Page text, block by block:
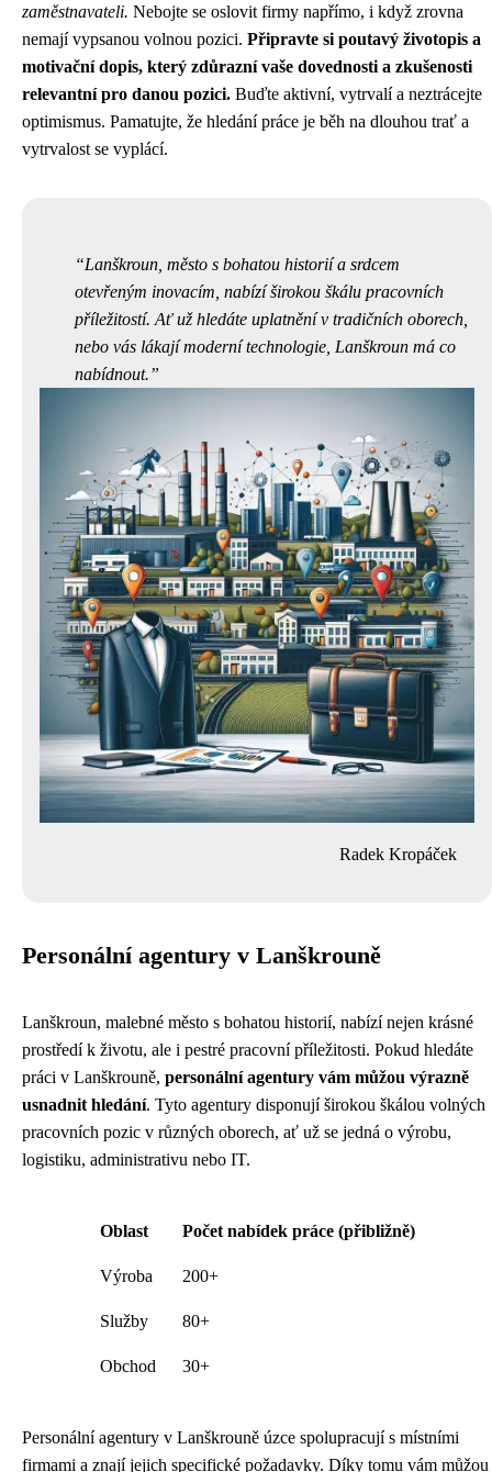
zaměstnavateli. Nebojte se oslovit firmy napřímo, i když zrovna
nemají vypsanou volnou pozici. Připravte si poutavý životopis a
motivační dopis, který zdůrazní vaše dovednosti a zkušenosti
relevantní pro danou pozici. Buďte aktivní, vytrvalí a neztrácejte
optimismus. Pamatujte, že hledání práce je běh na dlouhou trať a
vytrvalost se vyplácí.
Lanškroun, město s bohatou historií a srdcem
otevřeným inovacím, nabízí širokou škálu pracovních
příležitostí. Ať už hledáte uplatnění v tradičních oborech,
nebo vás lákají moderní technologie, Lanškroun má co
nabídnout.
Radek Kropáček
Personální agentury v Lanškrouně
Lanškroun, malebné město s bohatou historií, nabízí nejen krásné
prostředí k životu, ale i pestré pracovní příležitosti. Pokud hledáte
práci v Lanškrouně, personální agentury vám můžou výrazně
usnadnit hledání. Tyto agentury disponují širokou škálou volných
pracovních pozic v různých oborech, ať už se jedná o výrobu,
logistiku, administrativu nebo IT.
Oblast Počet nabídek práce (přibližně)
Výroba 200+
Služby 80+
Obchod 30+
Personální agentury v Lanškrouně úzce spolupracují s místními
firmami a znají jejich specifické požadavky. Díky tomu vám můžou